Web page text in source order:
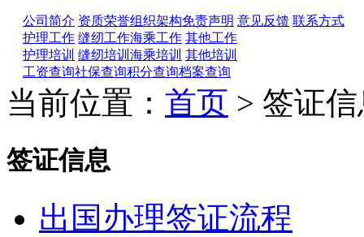
公司简介 资质荣誉组织架构免责声明 意见反馈 联系方式
护理工作 缝纫工作海乘工作 其他工作
护理培训 缝纫培训 海乘培训 其他培训
工资查询社保查询积分查询档案查询
当前位置： 首页 > 签证
签证信息
出国办理签证流程